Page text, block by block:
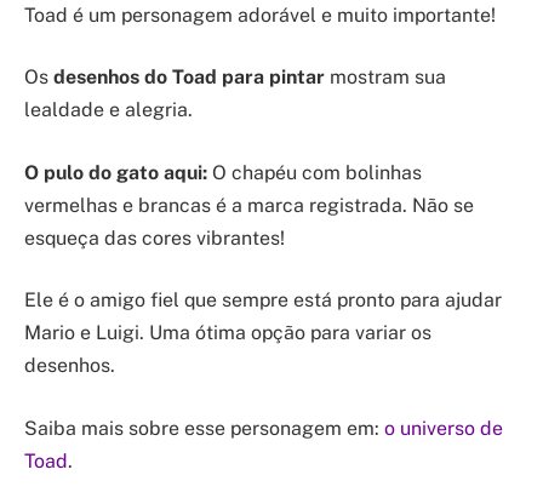
Toad é um personagem adorável e muito importante!
Os desenhos do Toad para pintar mostram sua
lealdade e alegria.
O pulo do gato aqui: O chapéu com bolinhas
vermelhas e brancas é a marca registrada. Não se
esqueça das cores vibrantes!
Ele é o amigo fiel que sempre está pronto para ajudar
Mario e Luigi. Uma ótima opção para variar os
desenhos.
Saiba mais sobre esse personagem em: o universo de
Toad.